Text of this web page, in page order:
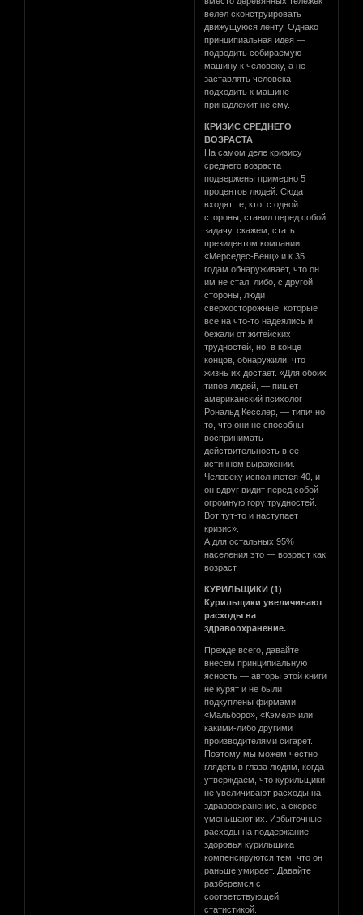
велел сконструировать
движущуюся ленту. Однако
принципиальная идея —
подводить собираемую
машину к человеку, а не
заставлять человека
подходить к машине —
принадлежит не ему.
КРИЗИС СРЕДНЕГО
ВОЗРАСТА
На самом деле кризису
среднего возраста
подвержены примерно 5
процентов людей. Сюда
входят те, кто, с одной
стороны, ставил перед собой
задачу, скажем, стать
президентом компании
«Мерседес-Бенц» и к 35
годам обнаруживает, что он
им не стал, либо, с другой
стороны, люди
сверхосторожные, которые
все на что-то надеялись и
бежали от житейских
трудностей, но, в конце
концов, обнаружили, что
жизнь их достает. «Для обоих
типов людей, — пишет
американский психолог
Рональд Кесслер, — типично
то, что они не способны
воспринимать
действительность в ее
истинном выражении.
Человеку исполняется 40, и
он вдруг видит перед собой
огромную гору трудностей.
Вот тут-то и наступает
кризис».
А для остальных 95%
населения это — возраст как
возраст.
КУРИЛЬЩИКИ (1)
Курильщики увеличивают
расходы на
здравоохранение.
Прежде всего, давайте
внесем принципиальную
ясность — авторы этой книги
не курят и не были
подкуплены фирмами
«Мальборо», «Кэмел» или
какими-либо другими
производителями сигарет.
Поэтому мы можем честно
глядеть в глаза людям, когда
утверждаем, что курильщики
не увеличивают расходы на
здравоохранение, а скорее
уменьшают их. Избыточные
расходы на поддержание
здоровья курильщика
компенсируются тем, что он
раньше умирает. Давайте
разберемся с
соответствующей
статистикой.